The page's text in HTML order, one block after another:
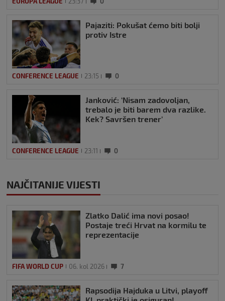
Pajaziti: Pokušat ćemo biti bolji
protiv Istre
CONFERENCE LEAGUE 23:15 0
Janković: ‘Nisam zadovoljan,
trebalo je biti barem dva razlike.
Kek? Savršen trener’
CONFERENCE LEAGUE 23:11 0
NAJČITANIJE VIJESTI
Zlatko Dalić ima novi posao!
Postaje treći Hrvat na kormilu te
reprezentacije
FIFA WORLD CUP 06. kol 2026 7
Rapsodija Hajduka u Litvi, playoff